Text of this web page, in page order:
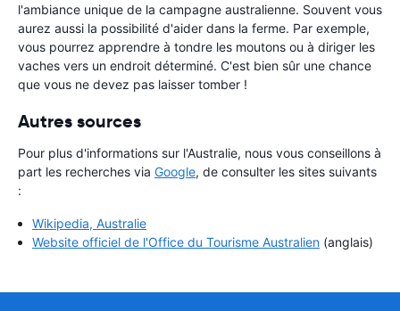
l'ambiance unique de la campagne australienne. Souvent vous
aurez aussi la possibilité d'aider dans la ferme. Par exemple,
vous pourrez apprendre à tondre les moutons ou à diriger les
vaches vers un endroit déterminé. C'est bien sûr une chance
que vous ne devez pas laisser tomber !
Autres sources
Pour plus d'informations sur l'Australie, nous vous conseillons à
part les recherches via Google, de consulter les sites suivants
:
Wikipedia, Australie
Website officiel de l'Office du Tourisme Australien (anglais)